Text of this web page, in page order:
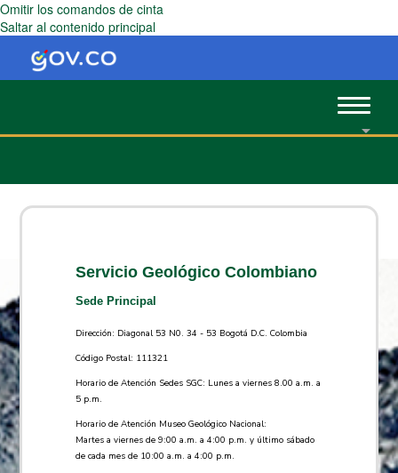
Omitir los comandos de cinta
Saltar al contenido principal
Toggle
Servicio Geológico Colombiano
Sede Principal
Dirección: Diagonal 53 N0. 34 - 53 Bogotá D.C. Colombia
Código Postal: 111321
Horario de Atención Sedes SGC: Lunes a viernes 8.00 a.m. a
5 p.m.
Horario de Atención Museo Geológico Nacional:
Martes a viernes de 9:00 a.m. a 4:00 p.m. y último sábado
de cada mes de 10:00 a.m. a 4:00 p.m.